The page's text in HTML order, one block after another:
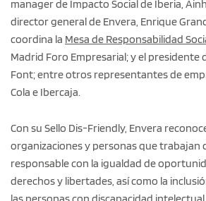
manager de Impacto Social de Iberia,
director general de Envera, Enrique
coordina la Mesa de Responsabilidad
Madrid Foro Empresarial; y el presidente
Font; entre otros representantes de
Cola e Ibercaja.
Con su Sello Dis-Friendly, Envera
organizaciones y personas que trabajan
responsable con la igualdad de
derechos y libertades, así como la